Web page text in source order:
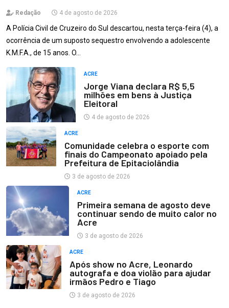
Redação 4 de agosto de 2026
A Polícia Civil de Cruzeiro do Sul descartou, nesta terça-feira (4), a
ocorrência de um suposto sequestro envolvendo a adolescente
K.M.F.A., de 15 anos. O…
ACRE
Jorge Viana declara R$ 5,5
milhões em bens à Justiça
Eleitoral
4 de agosto de 2026
ACRE
Comunidade celebra o esporte com
finais do Campeonato apoiado pela
Prefeitura de Epitaciolândia
3 de agosto de 2026
ACRE
Primeira semana de agosto deve
continuar sendo de muito calor no
Acre
3 de agosto de 2026
ACRE
Após show no Acre, Leonardo
autografa e doa violão para ajudar
irmãos Pedro e Tiago
3 de agosto de 2026